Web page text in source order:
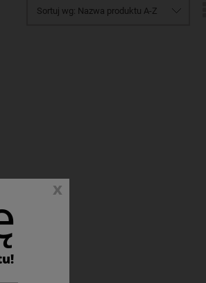
Sortuj wg: Nazwa produktu A-Z
x